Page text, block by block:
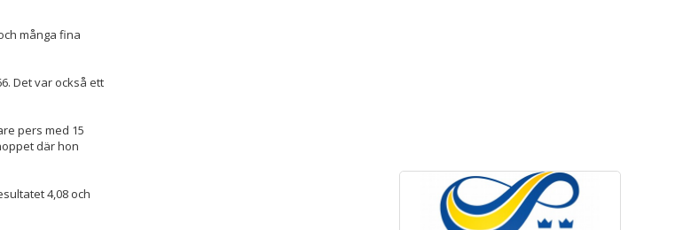
många fina
Det var också ett
pers med 15
där hon
4,08 och